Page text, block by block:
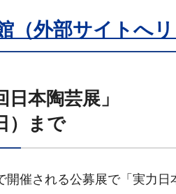
（外部サイトへリ
本陶芸展」
）まで
開催される公募展で「実力